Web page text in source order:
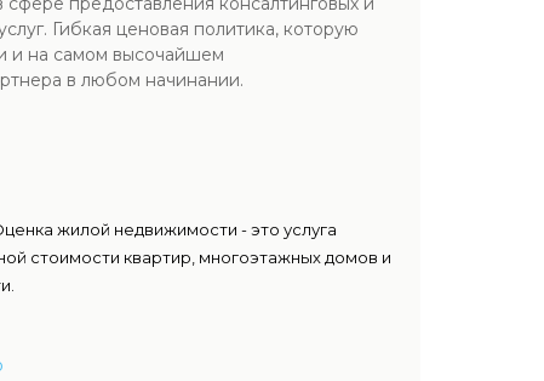
Гибкая ценовая политика, которую
и на самом высочайшем
в любом начинании.
жилой недвижимости - это услуга
стоимости квартир, многоэтажных домов и